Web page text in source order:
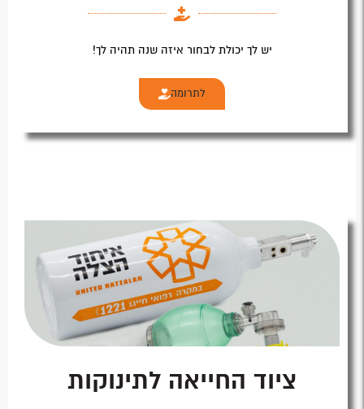
יש לך יכולת לבחור איזה שנה תהיה לך!
לתרומה
ציוד החייאה לתינוקות